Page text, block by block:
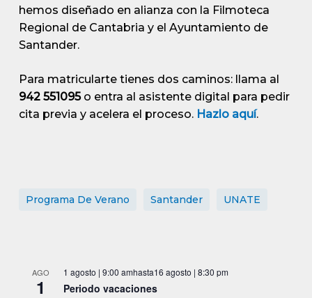
hemos diseñado en alianza con la Filmoteca
Regional de Cantabria y el Ayuntamiento de
Santander.
Para matricularte tienes dos caminos: llama al
942 551095o entra al asistente digital para pedir
cita previa y acelera el proceso. Hazlo aquí.
Programa De Verano Santander UNATE
AGO
1
1 agosto | 9:00 amhasta16 agosto | 8:30 pm
Periodo vacaciones